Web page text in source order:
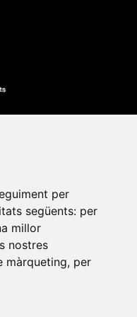
per
següents: per
millor
nostres
màrqueting, per
CEU Cardenal
•Universitat Miguel
de València